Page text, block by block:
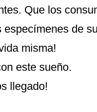
Que los
de
misma!
este sueño.
llegado!